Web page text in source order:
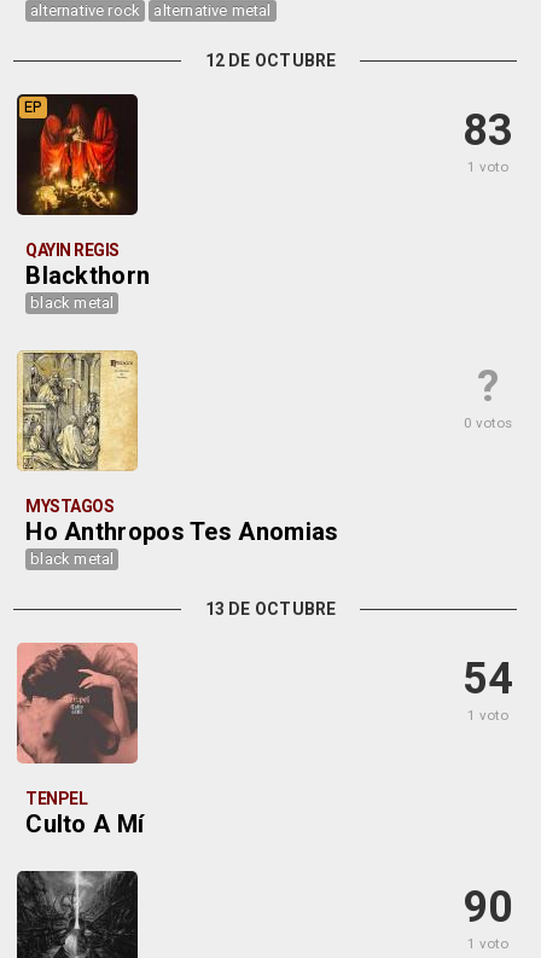
alternative rock alternative metal
12 DE OCTUBRE
83
1 voto
EP
QAYIN REGIS
Blackthorn
black metal
?
0 votos
MYSTAGOS
Ho Anthropos Tes Anomias
black metal
13 DE OCTUBRE
54
1 voto
TENPEL
Culto A Mí
90
1 voto